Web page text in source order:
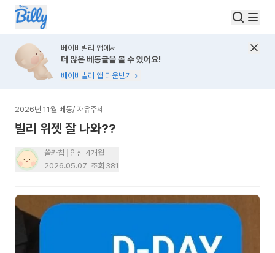
베이비빌리 앱에서
더 많은 베동글을 볼 수 있어요!
베이비빌리 앱 다운받기
2026년 11월 베동/ 자유주제
빌리 위젯 잘 나와??
쓸카칩
임신 4개월
2026.05.07 조회 381